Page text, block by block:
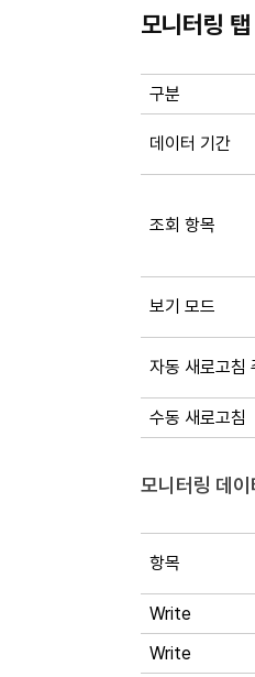
모니터링 탭
구분
데이터 기간
조회 항목
보기 모드
자동 새로고침
수동 새로고침
모니터링 데이
항목
Write
Write